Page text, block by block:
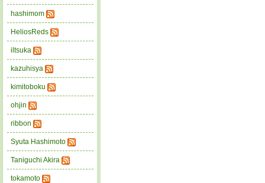
hashimom
HeliosReds
iltsuka
kazuhisya
kimitoboku
ohjin
ribbon
Syuta Hashimoto
Taniguchi Akira
tokamoto